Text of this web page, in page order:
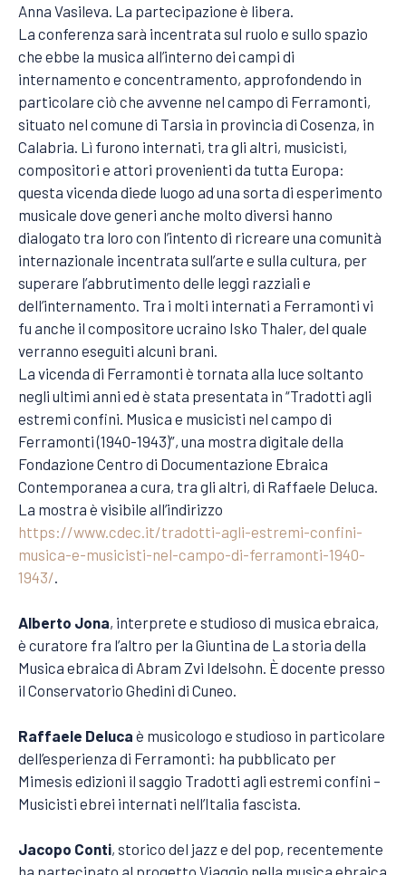
Anna Vasileva. La partecipazione è libera.
La conferenza sarà incentrata sul ruolo e sullo spazio
che ebbe la musica all’interno dei campi di
internamento e concentramento, approfondendo in
particolare ciò che avvenne nel campo di Ferramonti,
situato nel comune di Tarsia in provincia di Cosenza, in
Calabria. Lì furono internati, tra gli altri, musicisti,
compositori e attori provenienti da tutta Europa:
questa vicenda diede luogo ad una sorta di esperimento
musicale dove generi anche molto diversi hanno
dialogato tra loro con l’intento di ricreare una comunità
internazionale incentrata sull’arte e sulla cultura, per
superare l’abbrutimento delle leggi razziali e
dell’internamento. Tra i molti internati a Ferramonti vi
fu anche il compositore ucraino Isko Thaler, del quale
verranno eseguiti alcuni brani.
La vicenda di Ferramonti è tornata alla luce soltanto
negli ultimi anni ed è stata presentata in “Tradotti agli
estremi confini. Musica e musicisti nel campo di
Ferramonti (1940-1943)”, una mostra digitale della
Fondazione Centro di Documentazione Ebraica
Contemporanea a cura, tra gli altri, di Raffaele Deluca.
La mostra è visibile all’indirizzo
https://www.cdec.it/tradotti-agli-estremi-confini-
musica-e-musicisti-nel-campo-di-ferramonti-1940-
1943/
Alberto Jona, interprete e studioso di musica ebraica,
è curatore fra l’altro per la Giuntina de La storia della
Musica ebraica di Abram Zvi Idelsohn. È docente presso
il Conservatorio Ghedini di Cuneo.
Raffaele Deluca è musicologo e studioso in particolare
dell’esperienza di Ferramonti: ha pubblicato per
Mimesis edizioni il saggio Tradotti agli estremi confini –
Musicisti ebrei internati nell’Italia fascista.
Jacopo Conti, storico del jazz e del pop, recentemente